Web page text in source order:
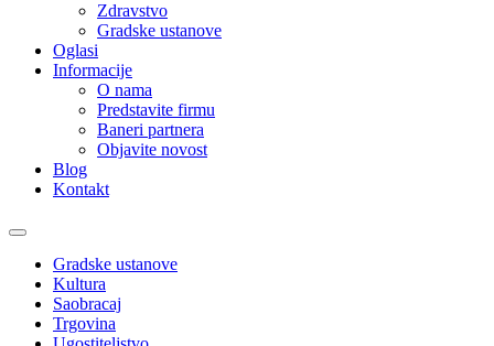
Zdravstvo
Gradske ustanove
Oglasi
Informacije
O nama
Predstavite firmu
Baneri partnera
Objavite novost
Blog
Kontakt
Toggle
navigationGradske ustanove
Kultura
Saobracaj
Trgovina